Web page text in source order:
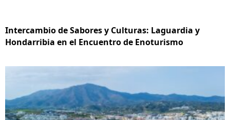
Intercambio de Sabores y Culturas: Laguardia y
Hondarribia en el Encuentro de Enoturismo